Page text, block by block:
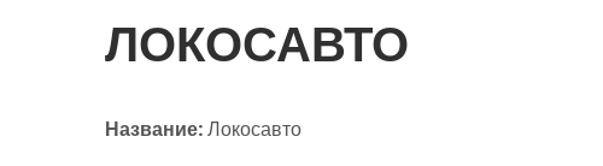
ЛОКОСАВТО
Название:Локосавто